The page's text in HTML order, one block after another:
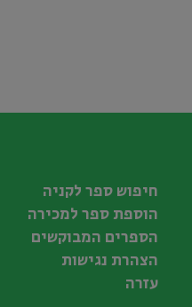
חיפוש ספר לקניה
הוספת ספר למכירה
הספרים המבוקשים
הצהרת נגישות
עזרה